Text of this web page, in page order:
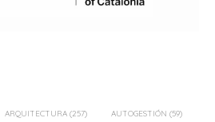
ARQUITECTURA (257) AUTOGESTIÓN (59)